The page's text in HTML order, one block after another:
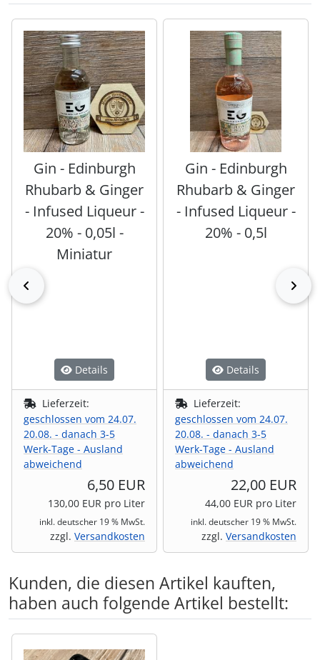
Es folgt ein Produktslider - navigieren Sie mit der Tab-
Gin - Edinburgh
Rhubarb & Ginger
- Infused Liqueur -
20% - 0,05l -
Miniatur
Details
Lieferzeit:
geschlossen vom 24.07.
20.08. - danach 3-5
Werk-Tage - Ausland
abweichend
6,50 EUR
130,00 EUR pro Liter
inkl. deutscher 19 % MwSt.
zzgl. Versandkosten
Gin - Edinburgh
Rhubarb & Ginger
- Infused Liqueur -
20% - 0,5l
Details
Lieferzeit:
geschlossen vom 24.07.
20.08. - danach 3-5
Werk-Tage - Ausland
abweichend
22,00 EUR
44,00 EUR pro Liter
inkl. deutscher 19 % MwSt.
zzgl. Versandkosten
Kunden, die diesen Artikel kauften,
haben auch folgende Artikel bestellt:
Es folgt ein Produktslider - navigieren Sie mit der Tab-